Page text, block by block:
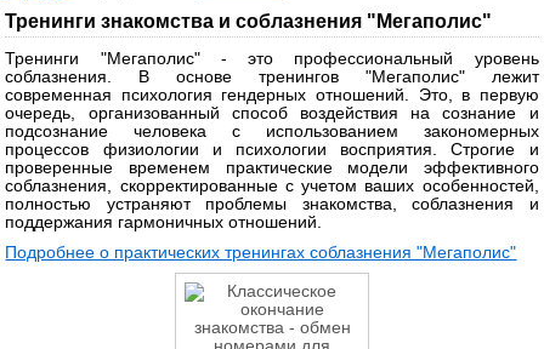
Тренинги знакомства и соблазнения "Мегаполис"
Тренинги "Мегаполис" - это профессиональный уровень
соблазнения. В основе тренингов "Мегаполис" лежит
современная психология гендерных отношений. Это, в первую
очередь, организованный способ воздействия на сознание и
подсознание человека с использованием закономерных
процессов физиологии и психологии восприятия. Строгие и
проверенные временем практические модели эффективного
соблазнения, скорректированные с учетом ваших особенностей,
полностью устраняют проблемы знакомства, соблазнения и
поддержания гармоничных отношений.
Подробнее о практических тренингах соблазнения "Мегаполис"